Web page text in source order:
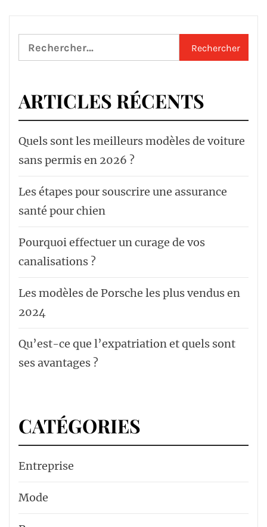
Rechercher :
ARTICLES RÉCENTS
Quels sont les meilleurs modèles de voiture
sans permis en 2026 ?
Les étapes pour souscrire une assurance
santé pour chien
Pourquoi effectuer un curage de vos
canalisations ?
Les modèles de Porsche les plus vendus en
2024
Qu’est-ce que l’expatriation et quels sont
ses avantages ?
CATÉGORIES
Entreprise
Mode